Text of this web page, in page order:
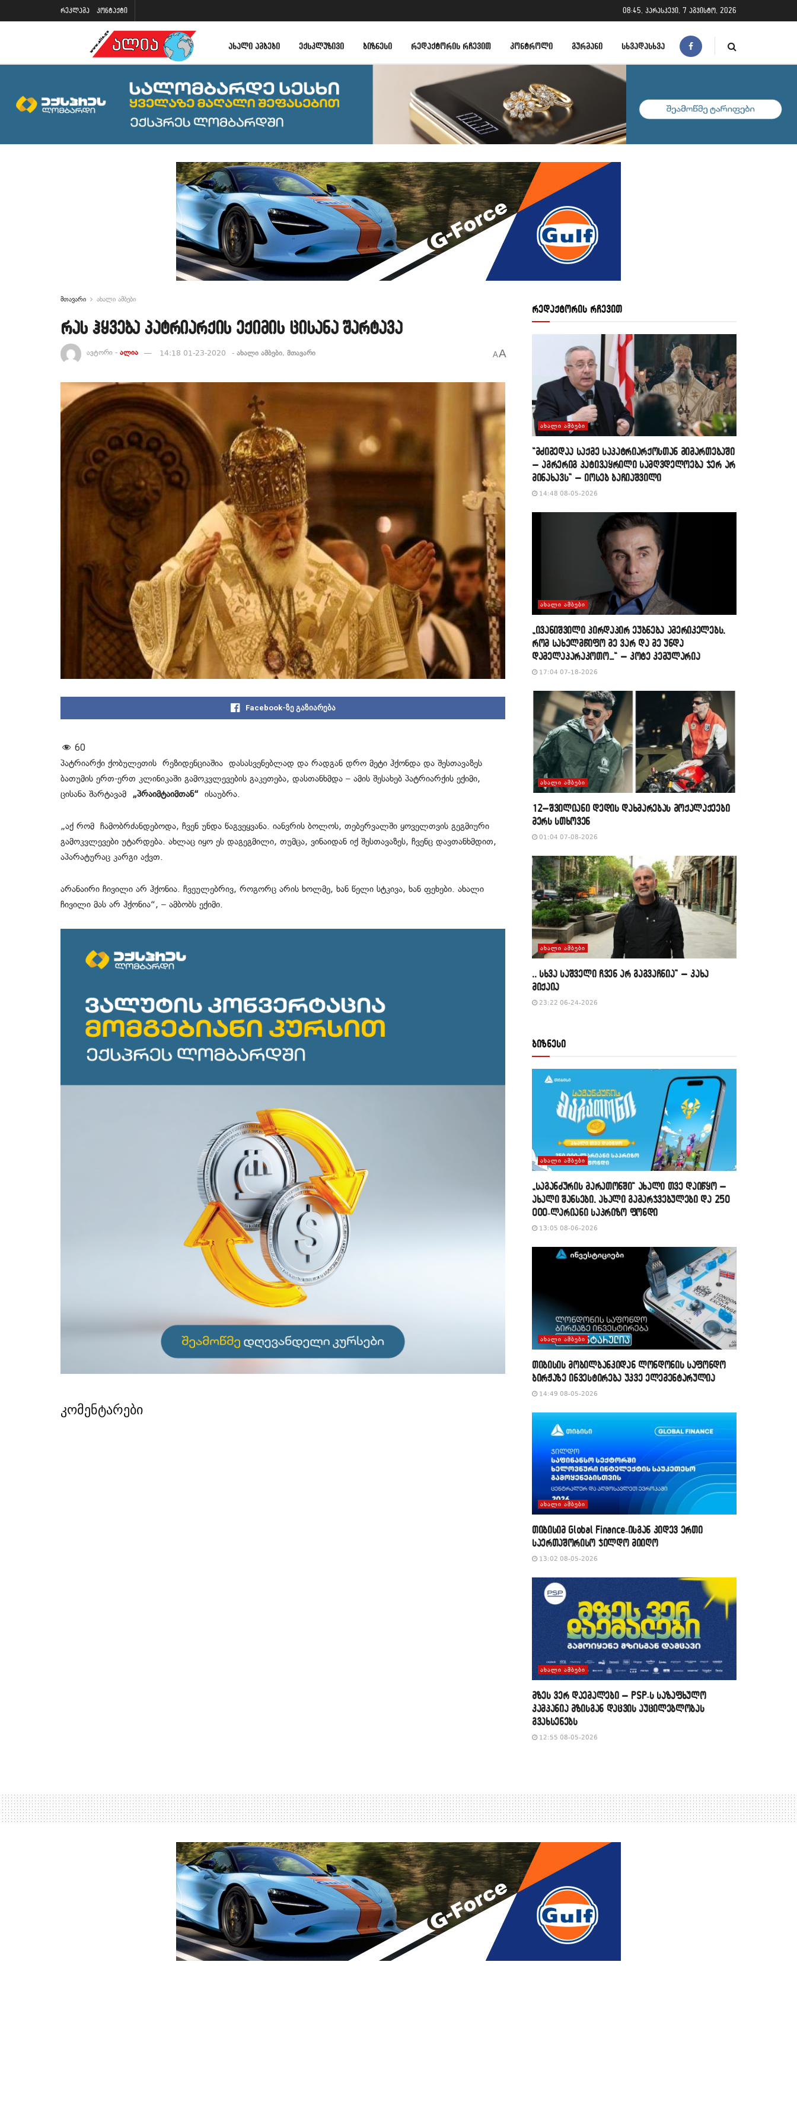
რეკლამა კონტაქტი 08:45, პარასკევი, 7 აგვისტო, 2026
ᲐᲮᲐᲚᲘ ᲐᲛᲑᲔᲑᲘ ᲔᲥᲡᲙᲚᲣᲖᲘᲕᲘ ᲑᲘᲖᲜᲔᲡᲘ ᲠᲔᲓᲐᲥᲢᲝᲠᲘᲡ ᲠᲩᲔᲕᲘᲗ ᲙᲝᲜᲢᲠᲝᲚᲘ ᲒᲣᲠᲛᲐᲜᲘ ᲡᲮᲕᲐᲓᲐᲡᲮᲕᲐ
მთავარი ახალი ამბები
რას ჰყვება პატრიარქის ექიმის ცისანა შარტავა
ავტორი - ალია 14:18 01-23-2020 - ახალი ამბები, მთავარი AA
Facebook-ზე გაზიარება
60
პატრიარქი ქობულეთის რეზიდენციაშია დასასვენებლად და რადგან დრო მეტი ჰქონდა და შესთავაზეს
ბათუმის ერთ-ერთ კლინიკაში გამოკვლევების გაკეთება, დასთანხმდა – ამის შესახებ პატრიარქის ექიმი,
ცისანა შარტავამ „პრაიმტაიმთან“ ისაუბრა.
„აქ რომ ჩამობრძანდებოდა, ჩვენ უნდა წაგვეყვანა. იანვრის ბოლოს, თებერვალში ყოველთვის გეგმიური
გამოკვლევები უტარდება. ახლაც იყო ეს დაგეგმილი, თუმცა, ვინაიდან იქ შესთავაზეს, ჩვენც დავთანხმდით,
აპარატურაც კარგი აქვთ.
არანაირი ჩივილი არ ჰქონია. ჩვეულებრივ, როგორც არის ხოლმე, ხან წელი სტკივა, ხან ფეხები. ახალი
ჩივილი მას არ ჰქონია“, – ამბობს ექიმი.
კომენტარები
რედაქტორის რჩევით
ᲐᲮᲐᲚᲘ ᲐᲛᲑᲔᲑᲘ
“მძიმედაა საქმე საპატრიარქოსთან მიმართებაში
– აგრერიგ პატივაყრილი სამღვდელოება ჯერ არ
მინახავს” – იოსებ ბაჩიაშვილი
14:48 08-05-2026
ᲐᲮᲐᲚᲘ ᲐᲛᲑᲔᲑᲘ
„ივანიშვილი პირდაპირ ეუბნება ამერიკელებს,
რომ სახელმწიფო მე ვარ და მე უნდა
დამელაპარაკოთო…“ – კოტე კემულარია
17:04 07-18-2026
ᲐᲮᲐᲚᲘ ᲐᲛᲑᲔᲑᲘ
12–შვილიანი დედის დახმარებას მოქალაქეები
მერს სთხოვენ
01:04 07-08-2026
ᲐᲮᲐᲚᲘ ᲐᲛᲑᲔᲑᲘ
,, სხვა საშველი ჩვენ არ გაგვაჩნია” – კახა
მიქაია
23:22 06-24-2026
ბიზნესი
ᲐᲮᲐᲚᲘ ᲐᲛᲑᲔᲑᲘ
„საგანძურის მარათონში“ ახალი თვე დაიწყო –
ახალი შანსები, ახალი გამარჯვებულები და 250
000-ლარიანი საპრიზო ფონდი
13:05 08-06-2026
ᲐᲮᲐᲚᲘ ᲐᲛᲑᲔᲑᲘ
თიბისის მობილბანკიდან ლონდონის საფონდო
ბირჟაზე ინვესტირება უკვე ელემენტარულია
14:49 08-05-2026
ᲐᲮᲐᲚᲘ ᲐᲛᲑᲔᲑᲘ
თიბისიმ Global Finance-ისგან კიდევ ერთი
საერთაშორისო ჯილდო მიიღო
13:02 08-05-2026
ᲐᲮᲐᲚᲘ ᲐᲛᲑᲔᲑᲘ
მზეს ვერ დაემალები – PSP-ს საზაფხულო
კამპანია მზისგან დაცვის აუცილებლობას
გვახსენებს
12:55 08-05-2026